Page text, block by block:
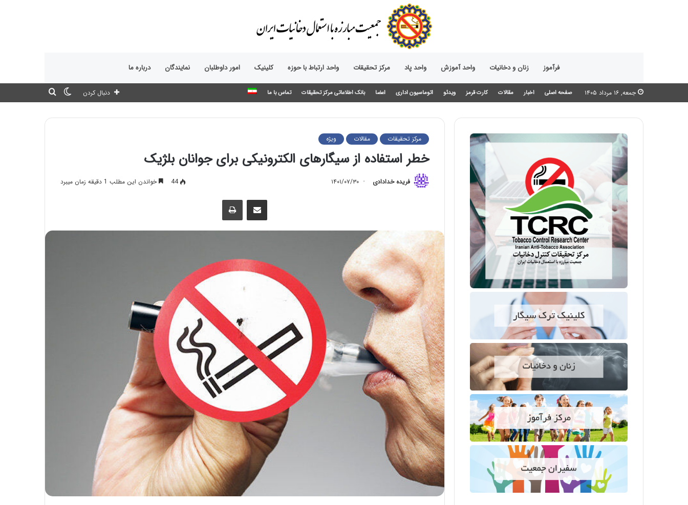
فرآموز زنان و دخانیات واحد آموزش واحد پاد مرکز تحقیقات واحد ارتباط با حوزه‌ کلینیک امور داوطلبان نمایندگان درباره ما
جمعه, ۱۶ مرداد ۱۴۰۵ صفحه اصلی اخبار مقالات کارت قرمز ویدئو اتوماسیون اداری اعضا بانک اطلاعاتی مرکز تحقیقات تماس با ما
تغییر
دنبال کردن
مرکز تحقیقات مقالات ویژه
خطر استفاده از سیگارهای الکترونیکی برای جوانان بلژیک
فریده خدادادی ۱۴۰۱/۰۷/۳۰ 44 خواندن این مطلب 1 دقیقه زمان میبرد
اشتراک گذاری از طریق ایمیل